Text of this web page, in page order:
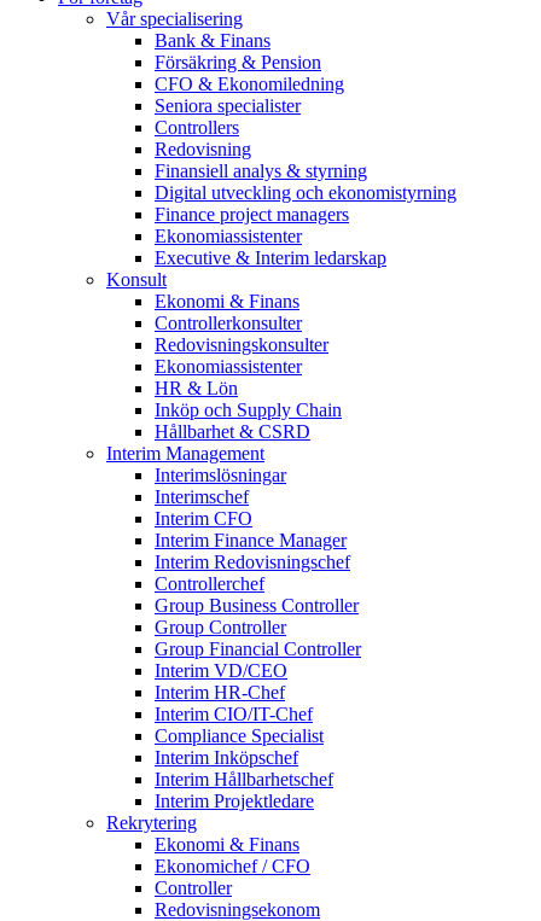
Vår specialisering
Bank & Finans
Försäkring & Pension
CFO & Ekonomiledning
Seniora specialister
Controllers
Redovisning
Finansiell analys & styrning
Digital utveckling och ekonomistyrning
Finance project managers
Ekonomiassistenter
Executive & Interim ledarskap
Konsult
Ekonomi & Finans
Controllerkonsulter
Redovisningskonsulter
Ekonomiassistenter
HR & Lön
Inköp och Supply Chain
Hållbarhet & CSRD
Interim Management
Interimslösningar
Interimschef
Interim CFO
Interim Finance Manager
Interim Redovisningschef
Controllerchef
Group Business Controller
Group Controller
Group Financial Controller
Interim VD/CEO
Interim HR-Chef
Interim CIO/IT-Chef
Compliance Specialist
Interim Inköpschef
Interim Hållbarhetschef
Interim Projektledare
Rekrytering
Ekonomi & Finans
Ekonomichef / CFO
Controller
Redovisningsekonom